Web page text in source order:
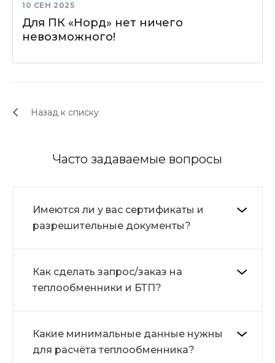
10 СЕН 2025
Для ПК «Норд» нет ничего
невозможного!
Назад к списку
Часто задаваемые вопросы
Имеются ли у вас сертификаты и
разрешительные документы?
Как сделать запрос/заказ на
теплообменники и БТП?
Какие минимальные данные нужны
для расчёта теплообменника?